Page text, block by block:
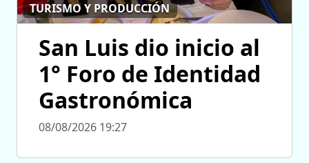
TURISMO Y PRODUCCIÓN
San Luis dio inicio al
1° Foro de Identidad
Gastronómica
08/08/2026 19:27